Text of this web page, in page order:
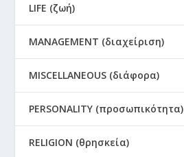
LIFE (ζωή)
MANAGEMENT (διαχείριση)
MISCELLANEOUS (διάφορα)
PERSONALITY (προσωπικότητα)
RELIGION (θρησκεία)